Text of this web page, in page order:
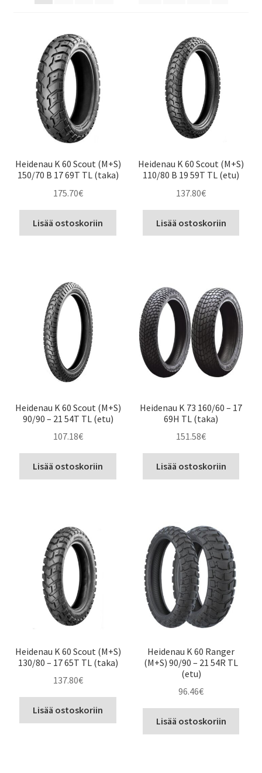
Heidenau K 60 Scout (M+S)
150/70 B 17 69T TL (taka)
175.70€
Lisää ostoskoriin
Heidenau K 60 Scout (M+S)
110/80 B 19 59T TL (etu)
137.80€
Lisää ostoskoriin
Heidenau K 60 Scout (M+S)
90/90 – 21 54T TL (etu)
107.18€
Lisää ostoskoriin
Heidenau K 73 160/60 – 17
69H TL (taka)
151.58€
Lisää ostoskoriin
Heidenau K 60 Scout (M+S)
130/80 – 17 65T TL (taka)
137.80€
Lisää ostoskoriin
Heidenau K 60 Ranger
(M+S) 90/90 – 21 54R TL
(etu)
96.46€
Lisää ostoskoriin